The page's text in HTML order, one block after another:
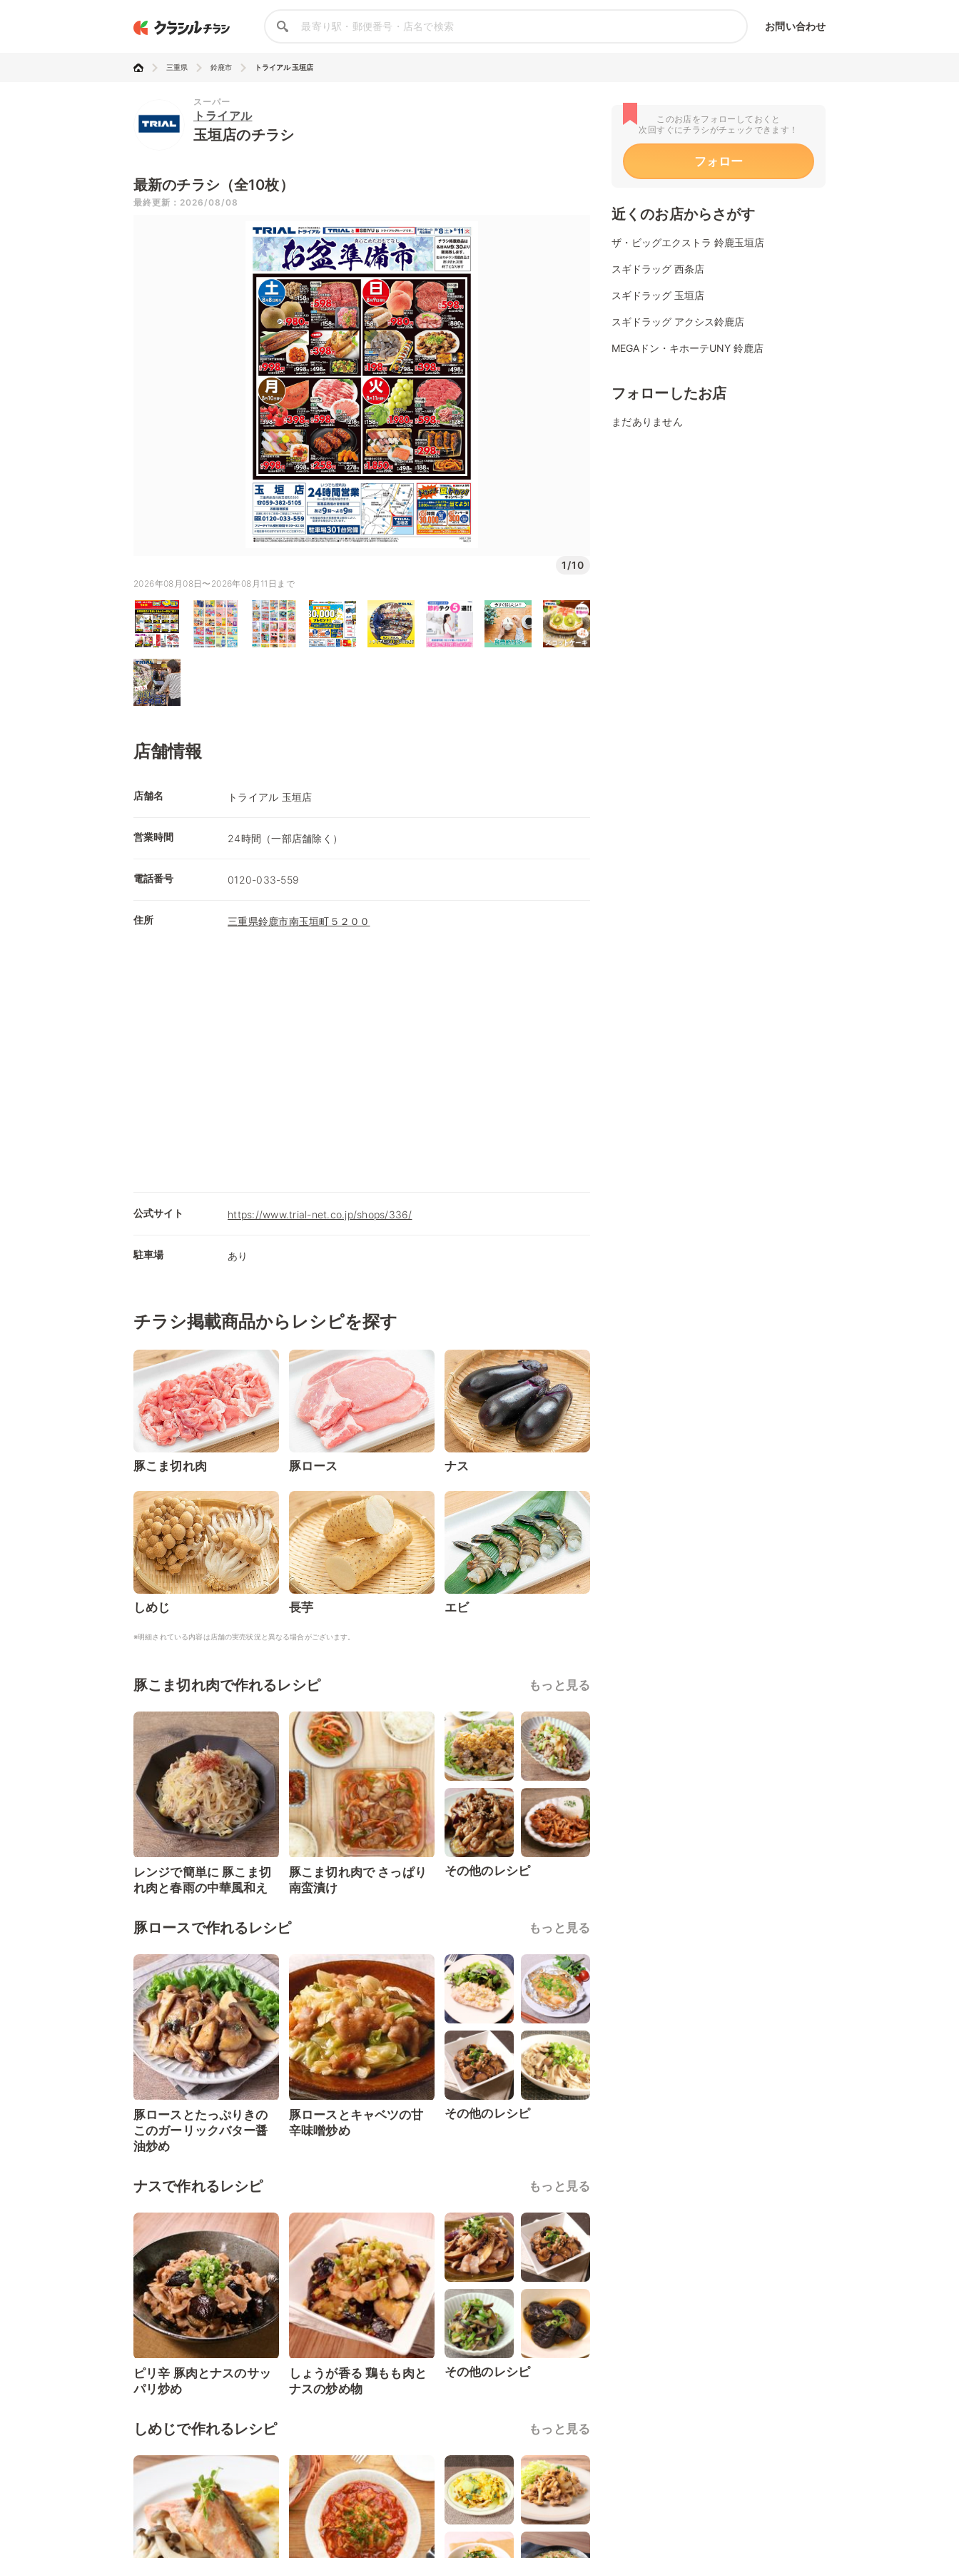
お問い合わせ
三重県 鈴鹿市 トライアル 玉垣店
スーパー
トライアル
玉垣店のチラシ
最新のチラシ（全10枚）
最終更新：2026/08/08
1/10
2026年08月08日〜2026年08月11日まで
店舗情報
店舗名 トライアル 玉垣店
営業時間 24時間（一部店舗除く）
電話番号 0120-033-559
住所 三重県鈴鹿市南玉垣町５２００
公式サイト https://www.trial-net.co.jp/shops/336/
駐車場 あり
チラシ掲載商品からレシピを探す
豚こま切れ肉 豚ロース ナス
しめじ 長芋 エビ
※明細されている内容は店舗の実売状況と異なる場合がございます。
豚こま切れ肉で作れるレシピ もっと見る
レンジで簡単に 豚こま切
れ肉と春雨の中華風和え
豚こま切れ肉で さっぱり
南蛮漬け
その他のレシピ
豚ロースで作れるレシピ もっと見る
豚ロースとたっぷりきの
このガーリックバター醤
油炒め
豚ロースとキャベツの甘
辛味噌炒め
その他のレシピ
ナスで作れるレシピ もっと見る
ピリ辛 豚肉とナスのサッ
パリ炒め
しょうが香る 鶏もも肉と
ナスの炒め物
その他のレシピ
しめじで作れるレシピ もっと見る
このお店をフォローしておくと
次回すぐにチラシがチェックできます！
フォロー
近くのお店からさがす
ザ・ビッグエクストラ 鈴鹿玉垣店
スギドラッグ 西条店
スギドラッグ 玉垣店
スギドラッグ アクシス鈴鹿店
MEGAドン・キホーテUNY 鈴鹿店
フォローしたお店
まだありません